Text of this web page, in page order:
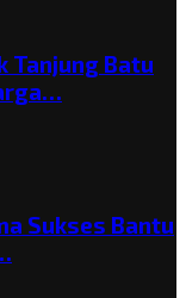
Tanjung Batu
Sukses Bantu